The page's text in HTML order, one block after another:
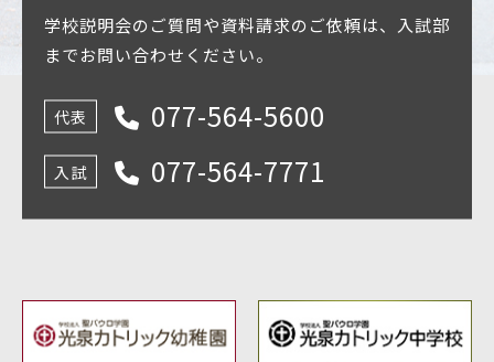
学校説明会のご質問や資料請求のご依頼は、入試部
までお問い合わせください。
代表 077-564-5600
入試 077-564-7771